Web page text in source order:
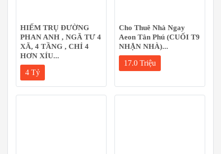
HIẾM TRỤ ĐƯỜNG
PHAN ANH , NGÃ TƯ 4
XÃ, 4 TẦNG , CHỈ 4
HƠN XÍU...
4 Tỷ
Cho Thuê Nhà Ngay
Aeon Tân Phú (CUỐI T9
NHẬN NHÀ)...
17.0 Triệu